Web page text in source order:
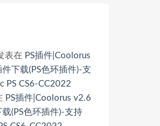
表在 PS插件|Coolorus
下载(PS色环插件)-支
PS CS6-CC2022
PS插件|Coolorus v2.6
(PS色环插件)-支持